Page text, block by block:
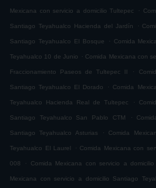
Mexicana con servicio a domicilio Tultepec .
Santiago Teyahualco Hacienda del Jardín .
Santiago Teyahualco El Bosque . Comida
Teyahualco 10 de Junio . Comida Mexicana con
Fraccionamiento Paseos de Tultepec II .
Santiago Teyahualco El Dorado . Comida
Teyahualco Hacienda Real de Tultepec .
Santiago Teyahualco San Pablo CTM .
Santiago Teyahualco Asturias . Comida
Teyahualco El Laurel . Comida Mexicana con
008 . Comida Mexicana con servicio a
Mexicana con servicio a domicilio Santiago